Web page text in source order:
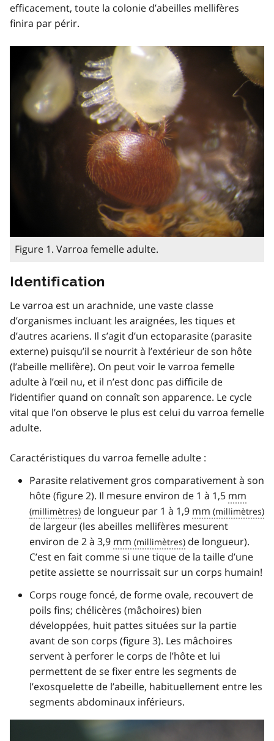
efficacement, toute la colonie d’abeilles mellifères
finira par périr.
Figure 1. Varroa femelle adulte.
Identification
Le varroa est un arachnide, une vaste classe
d’organismes incluant les araignées, les tiques et
d’autres acariens. Il s’agit d’un ectoparasite (parasite
externe) puisqu’il se nourrit à l’extérieur de son hôte
(l’abeille mellifère). On peut voir le varroa femelle
adulte à l’œil nu, et il n’est donc pas difficile de
l’identifier quand on connaît son apparence. Le cycle
vital que l’on observe le plus est celui du varroa femelle
adulte.
Caractéristiques du varroa femelle adulte :
Parasite relativement gros comparativement à son
hôte (figure 2). Il mesure environ de 1 à 1,5 mm
de longueur par 1 à 1,9 mm
de largeur (les abeilles mellifères mesurent
environ de 2 à 3,9 mm
de longueur).
C’est en fait comme si une tique de la taille d’une
petite assiette se nourrissait sur un corps humain!
Corps rouge foncé, de forme ovale, recouvert de
poils fins; chélicères (mâchoires) bien
développées, huit pattes situées sur la partie
avant de son corps (figure 3). Les mâchoires
servent à perforer le corps de l’hôte et lui
permettent de se fixer entre les segments de
l’exosquelette de l’abeille, habituellement entre les
segments abdominaux inférieurs.